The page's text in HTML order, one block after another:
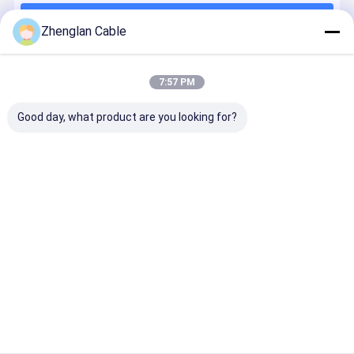
Aço folheado de cobre
Cabo solar fotovoltaico
XLPE e cabos isolados com.
Zhenglan Cable
7:57 PM
Good day, what product are you looking for?